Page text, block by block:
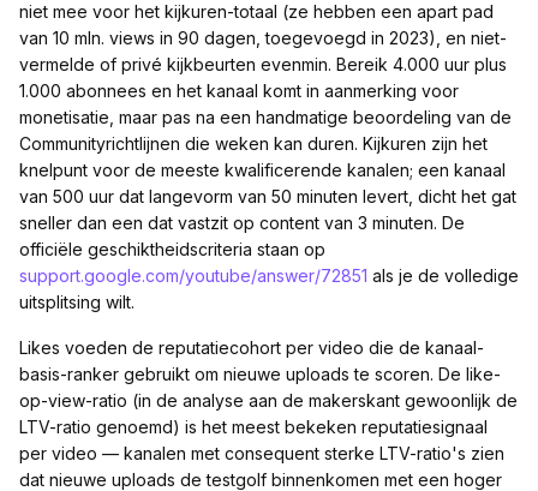
niet mee voor het kijkuren-totaal (ze hebben een apart pad
van 10 mln. views in 90 dagen, toegevoegd in 2023), en niet-
vermelde of privé kijkbeurten evenmin. Bereik 4.000 uur plus
1.000 abonnees en het kanaal komt in aanmerking voor
monetisatie, maar pas na een handmatige beoordeling van de
Communityrichtlijnen die weken kan duren. Kijkuren zijn het
knelpunt voor de meeste kwalificerende kanalen; een kanaal
van 500 uur dat langevorm van 50 minuten levert, dicht het gat
sneller dan een dat vastzit op content van 3 minuten. De
officiële geschiktheidscriteria staan op
support.google.com/youtube/answer/72851 als je de volledige
uitsplitsing wilt.
Likes voeden de reputatiecohort per video die de kanaal-
basis-ranker gebruikt om nieuwe uploads te scoren. De like-
op-view-ratio (in de analyse aan de makerskant gewoonlijk de
LTV-ratio genoemd) is het meest bekeken reputatiesignaal
per video — kanalen met consequent sterke LTV-ratio's zien
dat nieuwe uploads de testgolf binnenkomen met een hoger